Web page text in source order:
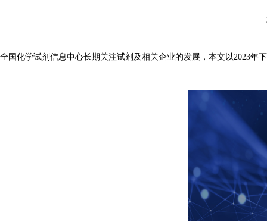
全国化学试剂信息中心长期关注试剂及相关企业的发展，本文以2023